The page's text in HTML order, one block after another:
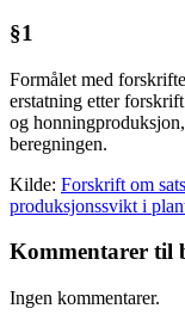
§1
Formålet med
erstatning etter
og honningproduksjon,
beregningen.
Kilde: Forskrift om
produksjonssvikt i
Kommentarer til
Ingen kommentarer.